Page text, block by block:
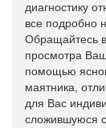
диагностику
все подробно
Обращайтесь
просмотра
помощью
маятника,
для Вас
сложившуюся